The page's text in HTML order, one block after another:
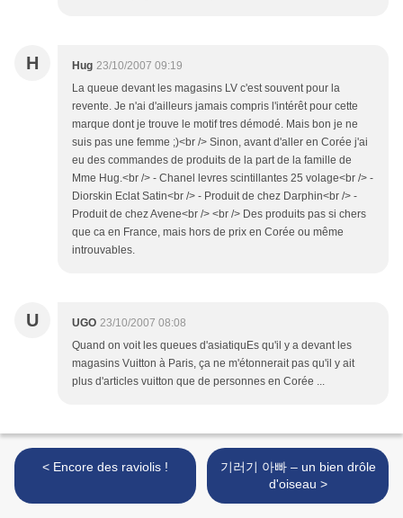
H Hug 23/10/2007 09:19
La queue devant les magasins LV c'est souvent pour la
revente. Je n'ai d'ailleurs jamais compris l'intérêt pour cette
marque dont je trouve le motif tres démodé. Mais bon je ne
suis pas une femme ;)<br /> Sinon, avant d'aller en Corée j'ai
eu des commandes de produits de la part de la famille de
Mme Hug.<br /> - Chanel levres scintillantes 25 volage<br /> -
Diorskin Eclat Satin<br /> - Produit de chez Darphin<br /> -
Produit de chez Avene<br /> <br /> Des produits pas si chers
que ca en France, mais hors de prix en Corée ou même
introuvables.
U UGO 23/10/2007 08:08
Quand on voit les queues d'asiatiquEs qu'il y a devant les
magasins Vuitton à Paris, ça ne m'étonnerait pas qu'il y ait
plus d'articles vuitton que de personnes en Corée ...
< Encore des raviolis !
기러기 아빠 – un bien drôle
d'oiseau >